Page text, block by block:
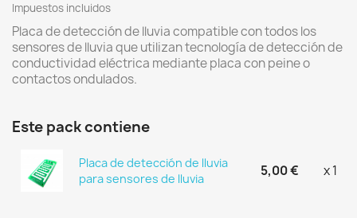
Impuestos incluidos
Placa de detección de lluvia compatible con todos los
sensores de lluvia que utilizan tecnología de detección de
conductividad eléctrica mediante placa con peine o
contactos ondulados.
Este pack contiene
Placa de detección de lluvia
para sensores de lluvia
5,00 € x 1